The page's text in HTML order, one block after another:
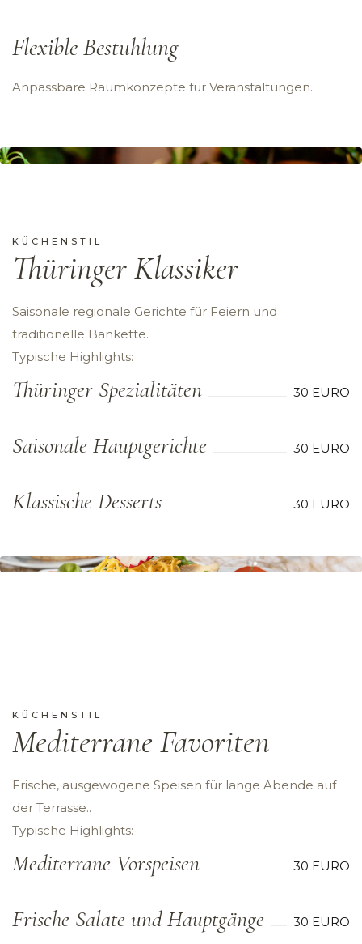
Flexible Bestuhlung
Anpassbare Raumkonzepte für Veranstaltungen.
KÜCHENSTIL
Thüringer Klassiker
Saisonale regionale Gerichte für Feiern und
traditionelle Bankette.
Typische Highlights:
Thüringer Spezialitäten 30 EURO
Saisonale Hauptgerichte 30 EURO
Klassische Desserts 30 EURO
KÜCHENSTIL
Mediterrane Favoriten
Frische, ausgewogene Speisen für lange Abende auf
der Terrasse..
Typische Highlights:
Mediterrane Vorspeisen 30 EURO
Frische Salate und Hauptgänge 30 EURO